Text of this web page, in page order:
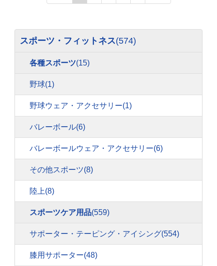
スポーツ・フィットネス(574)
各種スポーツ(15)
野球(1)
野球ウェア・アクセサリー(1)
バレーボール(6)
バレーボールウェア・アクセサリー(6)
その他スポーツ(8)
陸上(8)
スポーツケア用品(559)
サポーター・テーピング・アイシング(554)
膝用サポーター(48)